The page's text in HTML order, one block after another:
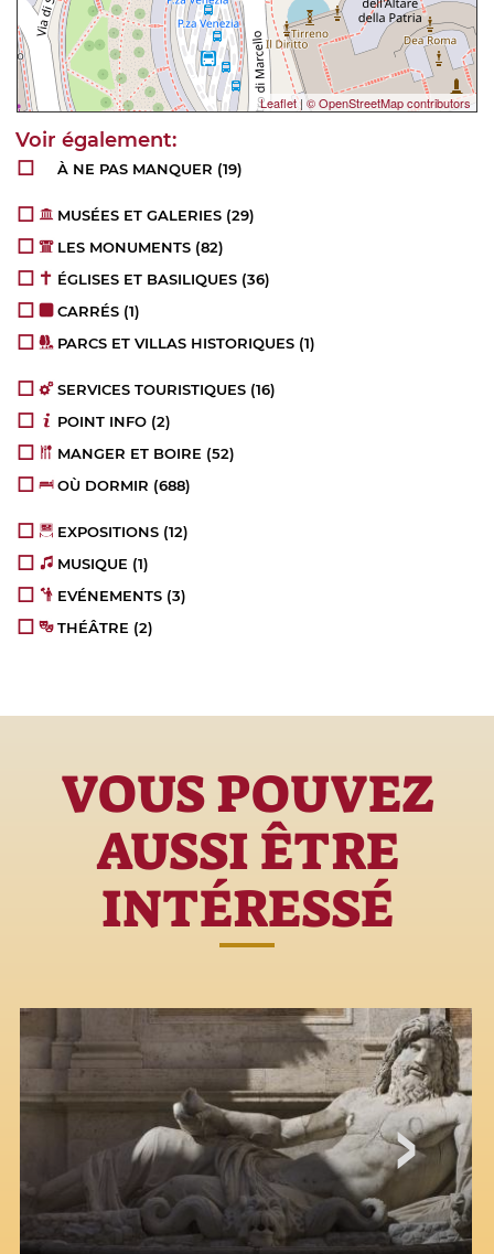
Leaflet| © OpenStreetMap contributors
À NE PAS MANQUER (19)
MUSÉES ET GALERIES (29)
LES MONUMENTS (82)
ÉGLISES ET BASILIQUES (36)
CARRÉS (1)
PARCS ET VILLAS HISTORIQUES (1)
SERVICES TOURISTIQUES (16)
POINT INFO (2)
MANGER ET BOIRE (52)
OÙ DORMIR (688)
EXPOSITIONS (12)
MUSIQUE (1)
EVÉNEMENTS (3)
THÉÂTRE (2)
VOUS POUVEZ
AUSSI ÊTRE
INTÉRESSÉ